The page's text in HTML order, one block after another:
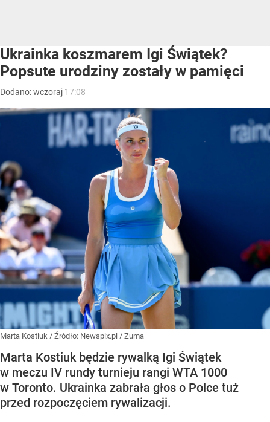
Ukrainka koszmarem Igi Świątek?
Popsute urodziny zostały w pamięci
Dodano:wczoraj 17:08
Marta Kostiuk / Źródło: Newspix.pl / Zuma
Marta Kostiuk będzie rywalką Igi Świątek
w meczu IV rundy turnieju rangi WTA 1000
w Toronto. Ukrainka zabrała głos o Polce tuż
przed rozpoczęciem rywalizacji.